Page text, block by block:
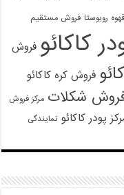
روبوستا فروش مستقیم
کاکائو فروش
فروش کره کاکائو
شکلات مرکز فروش
پودر کاکائو نمایندگی